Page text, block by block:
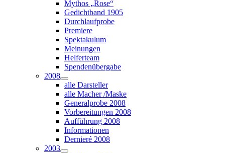
Mythos „Rose“
Gedichtband 1905
Durchlaufprobe
Premiere
Spektakulum
Meinungen
Helferteam
Spendenübergabe
2008
alle Darsteller
alle Macher /Maske
Generalprobe 2008
Vorbereitungen 2008
Aufführung 2008
Informationen
Dernieré 2008
2003